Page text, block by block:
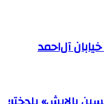
آل‌احمد